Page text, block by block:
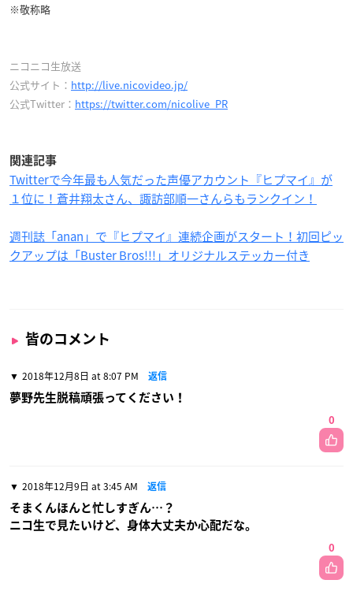
※敬称略
ニコニコ生放送
公式サイト： http://live.nicovideo.jp/
公式Twitter： https://twitter.com/nicolive_PR
関連記事
Twitterで今年最も人気だった声優アカウント『ヒプマイ』が
１位に！蒼井翔太さん、諏訪部順一さんらもランクイン！
週刊誌「anan」で『ヒプマイ』連続企画がスタート！初回ピッ
クアップは「Buster Bros!!!」オリジナルステッカー付き
皆のコメント
2018年12月8日 at 8:07 PM 返信
夢野先生脱稿頑張ってください！
0
2018年12月9日 at 3:45 AM 返信
そまくんほんと忙しすぎん…？
ニコ生で見たいけど、身体大丈夫か心配だな。
0